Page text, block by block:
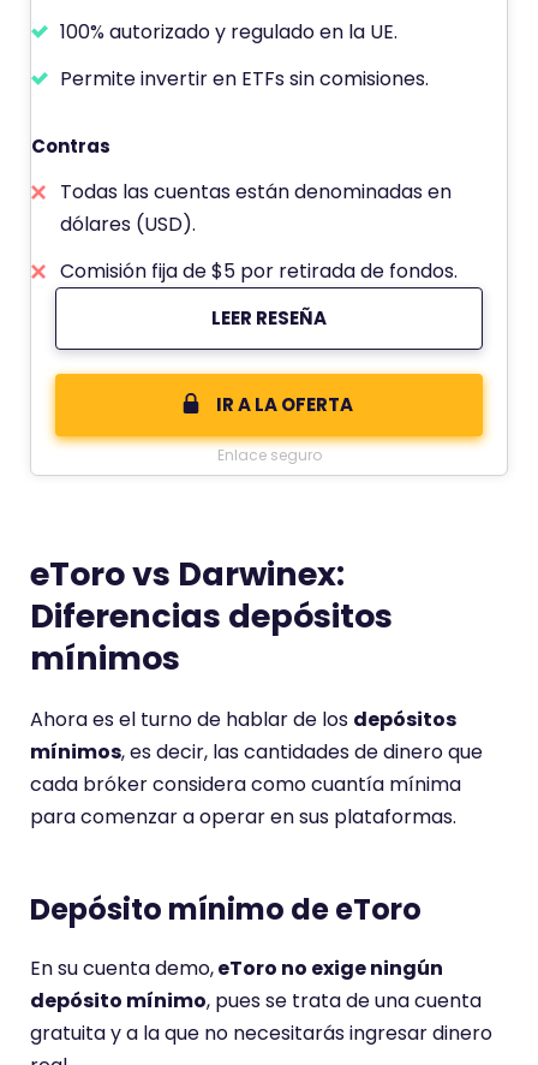
100% autorizado y regulado en la UE.
Permite invertir en ETFs sin comisiones.
Contras
Todas las cuentas están denominadas en
dólares (USD).
Comisión fija de $5 por retirada de fondos.
LEER RESEÑA
IR A LA OFERTA
Enlace seguro
eToro vs Darwinex:
Diferencias depósitos
mínimos
Ahora es el turno de hablar de los depósitos
mínimos, es decir, las cantidades de dinero que
cada bróker considera como cuantía mínima
para comenzar a operar en sus plataformas.
Depósito mínimo de eToro
En su cuenta demo,eToro no exige ningún
depósito mínimo, pues se trata de una cuenta
gratuita y a la que no necesitarás ingresar dinero